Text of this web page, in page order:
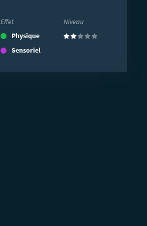
Effet
Physique
Sensoriel
Niveau
(2)